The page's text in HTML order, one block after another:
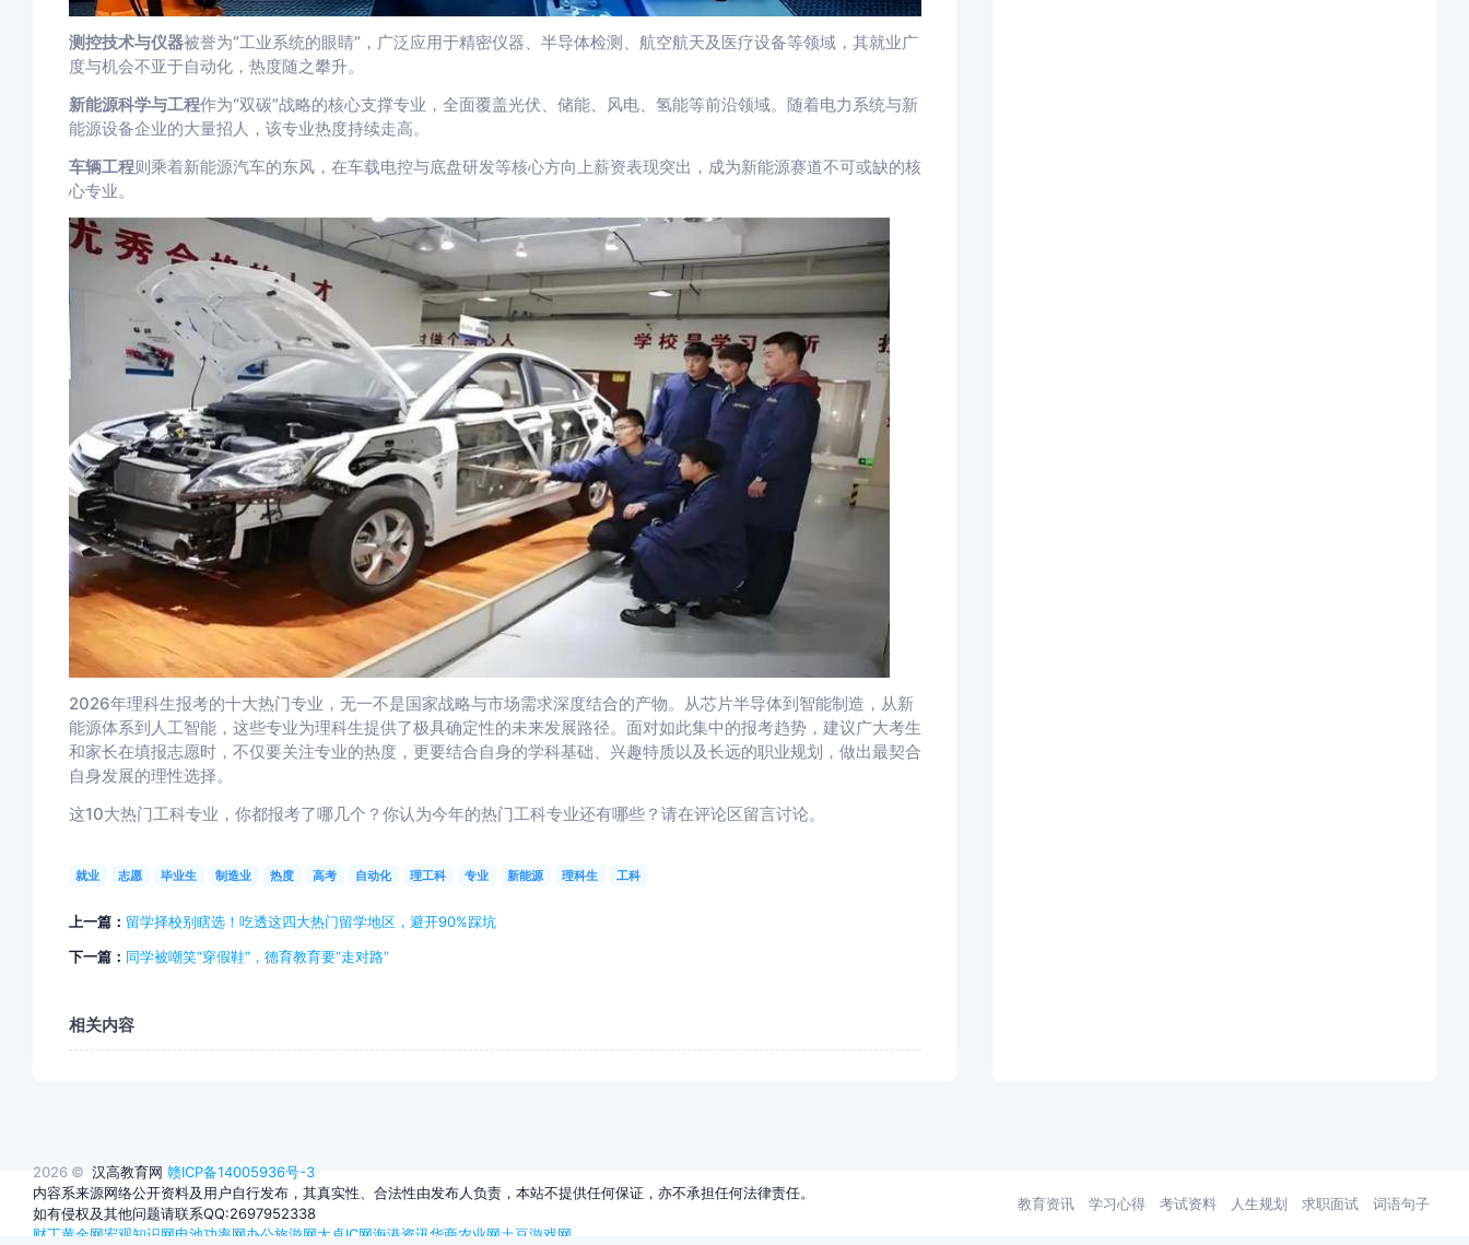
测控技术与仪器被誉为“工业系统的眼睛”，广泛应用于精密仪器、半导体检测、航空航天及医疗设备等领域，其就业广
度与机会不亚于自动化，热度随之攀升。
新能源科学与工程作为“双碳”战略的核心支撑专业，全面覆盖光伏、储能、风电、氢能等前沿领域。随着电力系统与新
能源设备企业的大量招人，该专业热度持续走高。
车辆工程则乘着新能源汽车的东风，在车载电控与底盘研发等核心方向上薪资表现突出，成为新能源赛道不可或缺的核
心专业。
2026年理科生报考的十大热门专业，无一不是国家战略与市场需求深度结合的产物。从芯片半导体到智能制造，从新
能源体系到人工智能，这些专业为理科生提供了极具确定性的未来发展路径。面对如此集中的报考趋势，建议广大考生
和家长在填报志愿时，不仅要关注专业的热度，更要结合自身的学科基础、兴趣特质以及长远的职业规划，做出最契合
自身发展的理性选择。
这10大热门工科专业，你都报考了哪几个？你认为今年的热门工科专业还有哪些？请在评论区留言讨论。
就业 志愿 毕业生 制造业 热度 高考 自动化 理工科 专业 新能源 理科生 工科
上一篇： 留学择校别瞎选！吃透这四大热门留学地区，避开90%踩坑
下一篇： 同学被嘲笑“穿假鞋”，德育教育要“走对路”
相关内容
2026 © 汉高教育网赣ICP备14005936号-3
内容系来源网络公开资料及用户自行发布，其真实性、合法性由发布人负责，本站不提供任何保证，亦不承担任何法律责任。
如有侵权及其他问题请联系QQ:2697952338
财丁黄金网宏观知识网电池功率网办公旅游网太卓IC网海港资讯华商农业网土豆游戏网
教育资讯 学习心得 考试资料 人生规划 求职面试 词语句子